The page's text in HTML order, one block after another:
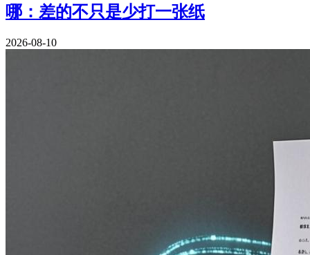
哪：差的不只是少打一张纸
2026-08-10